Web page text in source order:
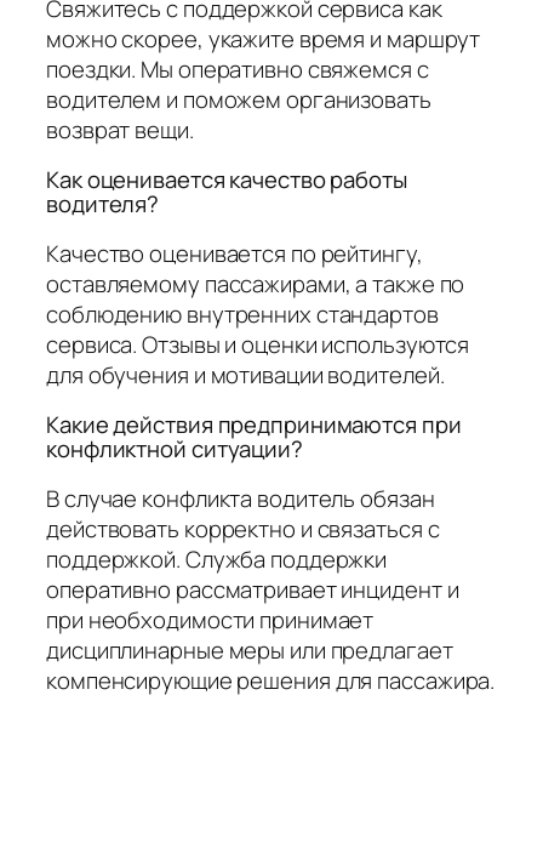
Свяжитесь с поддержкой сервиса как
можно скорее, укажите время и маршрут
поездки. Мы оперативно свяжемся с
водителем и поможем организовать
возврат вещи.
Как оценивается качество работы
водителя?
Качество оценивается по рейтингу,
оставляемому пассажирами, а также по
соблюдению внутренних стандартов
сервиса. Отзывы и оценки используются
для обучения и мотивации водителей.
Какие действия предпринимаются при
конфликтной ситуации?
В случае конфликта водитель обязан
действовать корректно и связаться с
поддержкой. Служба поддержки
оперативно рассматривает инцидент и
при необходимости принимает
дисциплинарные меры или предлагает
компенсирующие решения для пассажира.